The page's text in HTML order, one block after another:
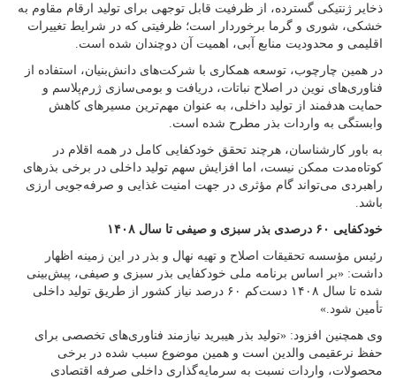
ذخایر ژنتیکی گسترده، از ظرفیت قابل توجهی برای تولید ارقام مقاوم به
خشکی، شوری و گرما برخوردار است؛ ظرفیتی که در شرایط تغییرات
اقلیمی و محدودیت منابع آبی، اهمیت آن دوچندان شده است.
در همین چارچوب، توسعه همکاری با شرکت‌های دانش‌بنیان، استفاده از
فناوری‌های نوین در اصلاح نباتات، دریافت و بومی‌سازی ژرم‌پلاسم و
حمایت هدفمند از تولید داخلی، به عنوان مهم‌ترین مسیرهای کاهش
وابستگی به واردات بذر مطرح شده است.
به باور کارشناسان، هرچند تحقق خودکفایی کامل در همه اقلام در
کوتاه‌مدت ممکن نیست، اما افزایش سهم تولید داخلی در برخی بذرهای
راهبردی می‌تواند گام مؤثری در جهت امنیت غذایی و صرفه‌جویی ارزی
باشد.
خودکفایی ۶۰ درصدی بذر سبزی و صیفی تا سال ۱۴۰۸
رئیس مؤسسه تحقیقات اصلاح و تهیه نهال و بذر در این زمینه اظهار
داشت: «بر اساس برنامه ملی خودکفایی بذر سبزی و صیفی، پیش‌بینی
شده تا سال ۱۴۰۸ دست‌کم ۶۰ درصد نیاز کشور از طریق تولید داخلی
تأمین شود.»
وی همچنین افزود: «تولید بذر هیبرید نیازمند فناوری‌های تخصصی برای
حفظ نرعقیمی والدین است و همین موضوع سبب شده در برخی
محصولات، واردات نسبت به سرمایه‌گذاری داخلی صرفه اقتصادی